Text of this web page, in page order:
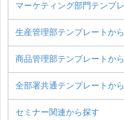
マーケティング部門テンプ
生産管理部テンプレートか
商品管理部テンプレートか
全部署共通テンプレートか
セミナー関連から探す